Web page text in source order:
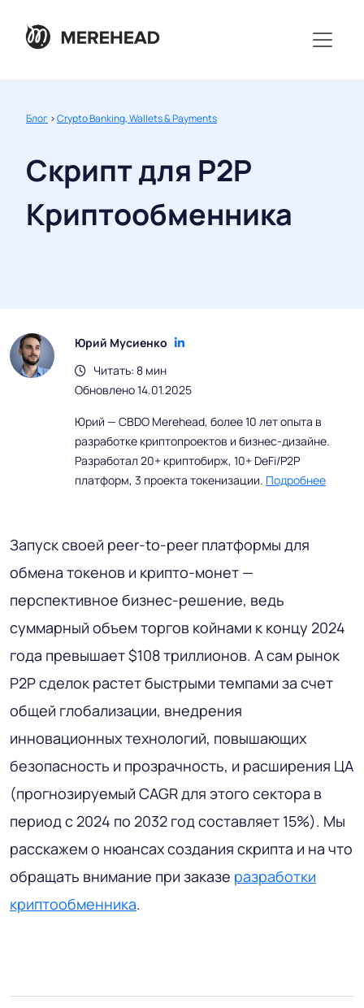
Блог >Crypto Banking, Wallets & Payments
Скрипт для P2P
Криптообменника
Юрий Мусиенко
Читать: 8 мин
Обновлено 14.01.2025
Юрий — CBDO Merehead, более 10 лет опыта в
разработке криптопроектов и бизнес-дизайне.
Разработал 20+ криптобирж, 10+ DeFi/P2P
платформ, 3 проекта токенизации. Подробнее
Запуск своей peer-to-peer платформы для
обмена токенов и крипто-монет —
перспективное бизнес-решение, ведь
суммарный объем торгов койнами к концу 2024
года превышает $108 триллионов. А сам рынок
P2P сделок растет быстрыми темпами за счет
общей глобализации, внедрения
инновационных технологий, повышающих
безопасность и прозрачность, и расширения ЦА
(прогнозируемый CAGR для этого сектора в
период с 2024 по 2032 год составляет 15%). Мы
расскажем о нюансах создания скрипта и на что
обращать внимание при заказе разработки
криптообменника.